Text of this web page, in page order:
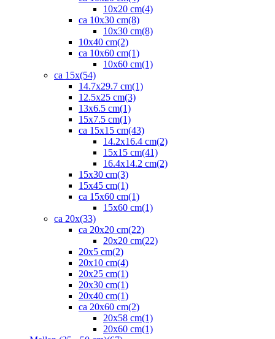
10x20 cm(4)
ca 10x30 cm(8)
10x30 cm(8)
10x40 cm(2)
ca 10x60 cm(1)
10x60 cm(1)
ca 15x(54)
14.7x29.7 cm(1)
12.5x25 cm(3)
13x6.5 cm(1)
15x7.5 cm(1)
ca 15x15 cm(43)
14.2x16.4 cm(2)
15x15 cm(41)
16.4x14.2 cm(2)
15x30 cm(3)
15x45 cm(1)
ca 15x60 cm(1)
15x60 cm(1)
ca 20x(33)
ca 20x20 cm(22)
20x20 cm(22)
20x5 cm(2)
20x10 cm(4)
20x25 cm(1)
20x30 cm(1)
20x40 cm(1)
ca 20x60 cm(2)
20x58 cm(1)
20x60 cm(1)